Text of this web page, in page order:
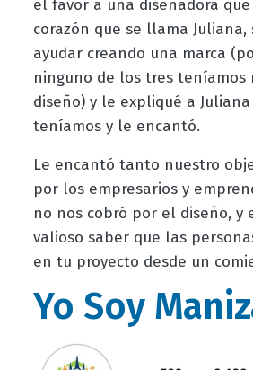
el favor a una diseñadora
corazón que se llama Juliana,
ayudar creando una marca
ninguno de los tres teníamos
diseño) y le expliqué a
teníamos y le encantó.
Le encantó tanto nuestro
por los empresarios y
no nos cobró por el diseño, y
valioso saber que las
en tu proyecto desde un
Yo Soy